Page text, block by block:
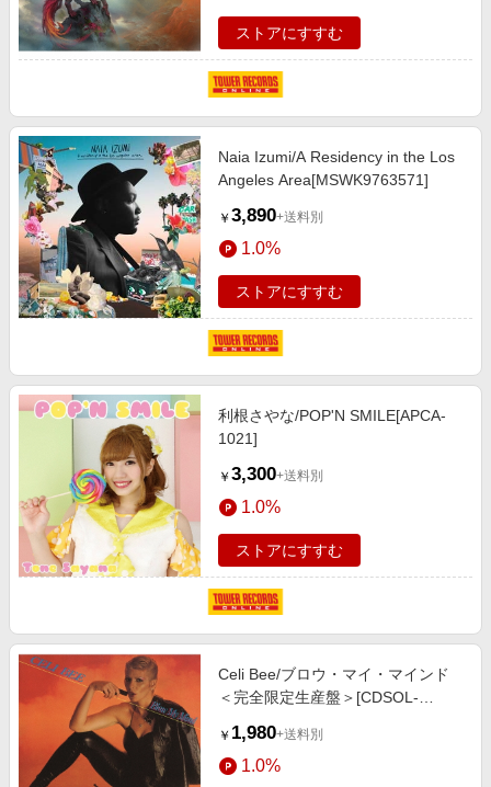
ストアにすすむ
Naia Izumi/A Residency in the Los
Angeles Area[MSWK9763571]
￥ 3,890+送料別
1.0%
ストアにすすむ
利根さやな/POP'N SMILE[APCA-
1021]
￥ 3,300+送料別
1.0%
ストアにすすむ
Celi Bee/ブロウ・マイ・マインド
＜完全限定生産盤＞[CDSOL-
￥ 1,980+送料別
1.0%